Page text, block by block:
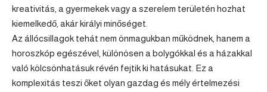
kreativitás, a gyermekek vagy a szerelem területén hozhat
kiemelkedő, akár királyi minőséget.
Az állócsillagok tehát nem önmagukban működnek, hanem a
horoszkóp egészével, különösen a bolygókkal és a házakkal
való kölcsönhatásuk révén fejtik ki hatásukat. Ez a
komplexitás teszi őket olyan gazdag és mély értelmezési